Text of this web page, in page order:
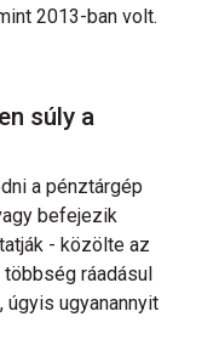
2013-ban volt.
súly a
a pénztárgép
befejezik
- közölte az
többség ráadásul
ugyanannyit